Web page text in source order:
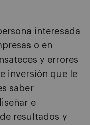
interesada
o en
y errores
inversión que le
saber
e
resultados y